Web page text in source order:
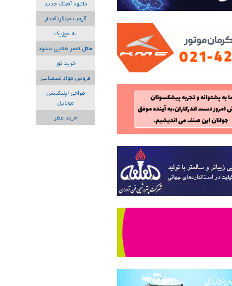
دانلود آهنگ جدید
قیمت میلگردآجدار
به موزیک
هتل قصر طلایی مشهد
خرید تور
فروش مواد شیمیایی
طراحی اپلیکیشن
موبایل
خرید عطر